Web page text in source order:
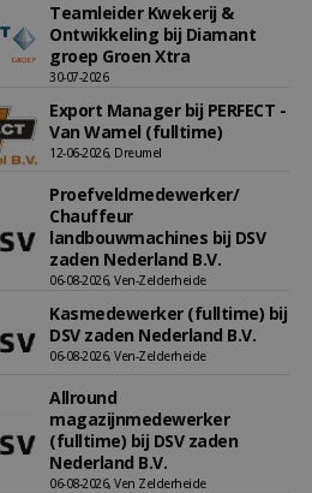
Teamleider Kwekerij &
Ontwikkeling bij Diamant
groep Groen Xtra
30-07-2026
Export Manager bij PERFECT -
Van Wamel (fulltime)
12-06-2026, Dreumel
Proefveldmedewerker/
Chauffeur
landbouwmachines bij DSV
zaden Nederland B.V.
06-08-2026, Ven-Zelderheide
Kasmedewerker (fulltime) bij
DSV zaden Nederland B.V.
06-08-2026, Ven-Zelderheide
Allround
magazijnmedewerker
(fulltime) bij DSV zaden
Nederland B.V.
06-08-2026, Ven Zelderheide